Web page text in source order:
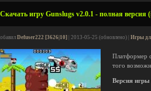
Скачать игру Gunslugs v2.0.1 - полная версия
Defuser222 [3626|10] | 2013-05-25 (обновлено) | Игры
Платформер
того
Версия